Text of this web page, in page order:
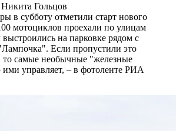
Гольцов
в субботу отметили старт нового
мотоциклов проехали по улицам
выстроились на парковке рядом с
Если пропустили это
то самые необычные "железные
ими управляет, – в фотоленте РИА